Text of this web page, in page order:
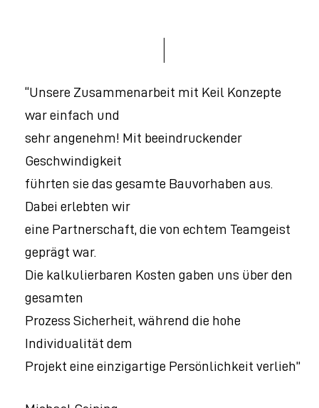
“Unsere Zusammenarbeit mit Keil Konzepte
war einfach und
sehr angenehm! Mit beeindruckender
Geschwindigkeit
führten sie das gesamte Bauvorhaben aus.
Dabei erlebten wir
eine Partnerschaft, die von echtem Teamgeist
geprägt war.
Die kalkulierbaren Kosten gaben uns über den
gesamten
Prozess Sicherheit, während die hohe
Individualität dem
Projekt eine einzigartige Persönlichkeit verlieh”